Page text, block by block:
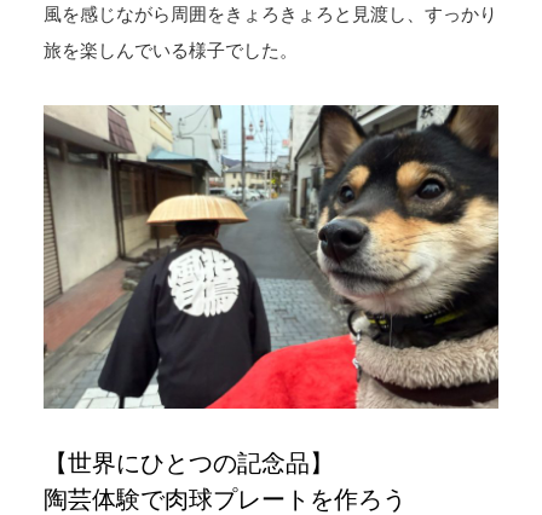
風を感じながら周囲をきょろきょろと見渡し、すっかり
旅を楽しんでいる様子でした。
【世界にひとつの記念品】
陶芸体験で肉球プレートを作ろう